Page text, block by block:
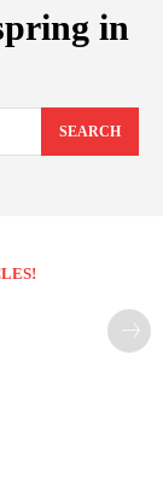
in
SEARCH